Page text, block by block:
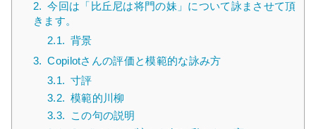
2. 今回は「比丘尼は将門の妹」について詠まさせて頂
きます。
2.1. 背景
3. Copilotさんの評価と模範的な詠み方
3.1. 寸評
3.2. 模範的川柳
3.3.
この句の説明